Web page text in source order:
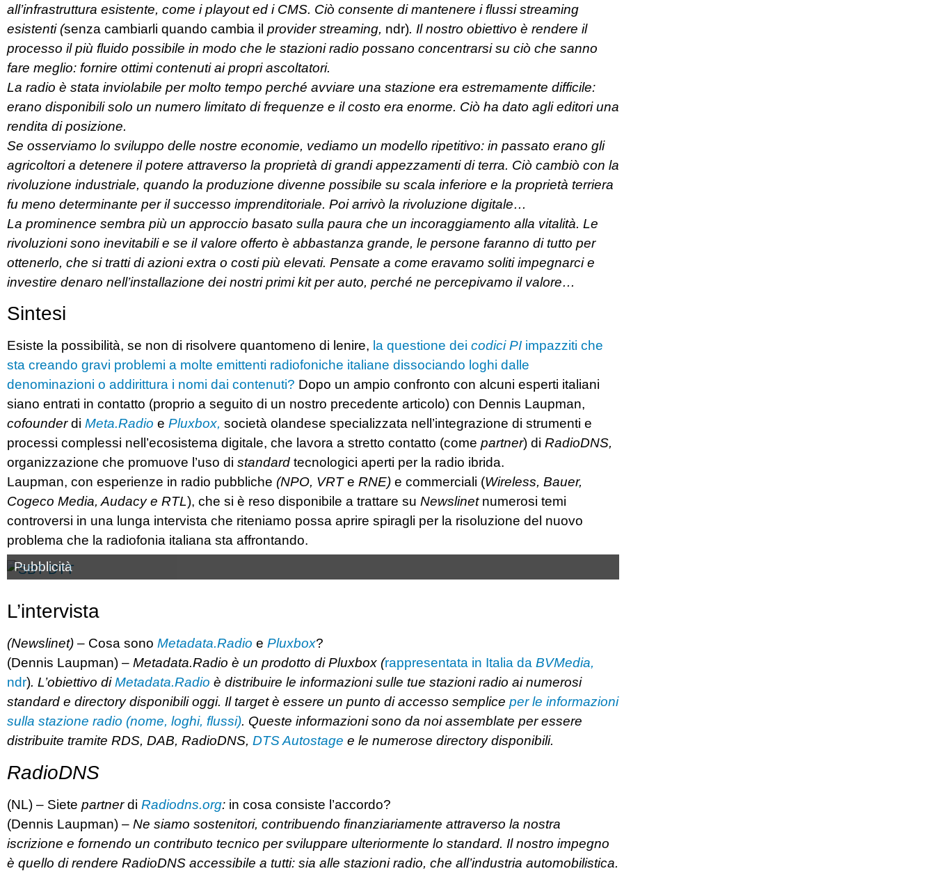
all’infrastruttura esistente, come i playout ed i CMS. Ciò consente di mantenere i flussi streaming
esistenti (senza cambiarli quando cambia il provider streaming, ndr). Il nostro obiettivo è rendere il
processo il più fluido possibile in modo che le stazioni radio possano concentrarsi su ciò che sanno
fare meglio: fornire ottimi contenuti ai propri ascoltatori.
La radio è stata inviolabile per molto tempo perché avviare una stazione era estremamente difficile:
erano disponibili solo un numero limitato di frequenze e il costo era enorme. Ciò ha dato agli editori una
rendita di posizione.
Se osserviamo lo sviluppo delle nostre economie, vediamo un modello ripetitivo: in passato erano gli
agricoltori a detenere il potere attraverso la proprietà di grandi appezzamenti di terra. Ciò cambiò con la
rivoluzione industriale, quando la produzione divenne possibile su scala inferiore e la proprietà terriera
fu meno determinante per il successo imprenditoriale. Poi arrivò la rivoluzione digitale…
La prominence sembra più un approccio basato sulla paura che un incoraggiamento alla vitalità. Le
rivoluzioni sono inevitabili e se il valore offerto è abbastanza grande, le persone faranno di tutto per
ottenerlo, che si tratti di azioni extra o costi più elevati. Pensate a come eravamo soliti impegnarci e
investire denaro nell’installazione dei nostri primi kit per auto, perché ne percepivamo il valore…
Sintesi
Esiste la possibilità, se non di risolvere quantomeno di lenire, la questione dei codici PI impazziti che
sta creando gravi problemi a molte emittenti radiofoniche italiane dissociando loghi dalle
denominazioni o addirittura i nomi dai contenuti? Dopo un ampio confronto con alcuni esperti italiani
siano entrati in contatto (proprio a seguito di un nostro precedente articolo) con Dennis Laupman,
cofounderdi Meta.Radio e Pluxbox, società olandese specializzata nell’integrazione di strumenti e
processi complessi nell’ecosistema digitale, che lavora a stretto contatto (come partner) di RadioDNS,
organizzazione che promuove l’uso di standard tecnologici aperti per la radio ibrida.
Laupman, con esperienze in radio pubbliche (NPO, VRTe RNE) e commerciali (Wireless, Bauer,
Cogeco Media, Audacy e RTL), che si è reso disponibile a trattare su Newslinetnumerosi temi
controversi in una lunga intervista che riteniamo possa aprire spiragli per la risoluzione del nuovo
problema che la radiofonia italiana sta affrontando.
Pubblicità
L’intervista
(Newslinet) – Cosa sono Metadata.Radio e Pluxbox?
(Dennis Laupman) – Metadata.Radio è un prodotto di Pluxbox (rappresentata in Italia da BVMedia,
ndr). L’obiettivo diMetadata.Radio è distribuire le informazioni sulle tue stazioni radio ai numerosi
standard e directory disponibili oggi. Il target è essere un punto di accesso semplice per le informazioni
sulla stazione radio (nome, loghi, flussi). Queste informazioni sono da noi assemblate per essere
distribuite tramite RDS, DAB, RadioDNS, DTS Autostage e le numerose directory disponibili.
RadioDNS
(NL) – Siete partnerdi Radiodns.org: in cosa consiste l’accordo?
(Dennis Laupman) – Ne siamo sostenitori, contribuendo finanziariamente attraverso la nostra
iscrizione e fornendo un contributo tecnico per sviluppare ulteriormente lo standard. Il nostro impegno
è quello di rendere RadioDNS accessibile a tutti: sia alle stazioni radio, che all’industria automobilistica.